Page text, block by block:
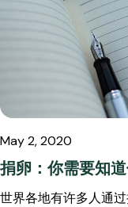
May 2, 2020
捐卵：你需要知
世界各地有许多人通